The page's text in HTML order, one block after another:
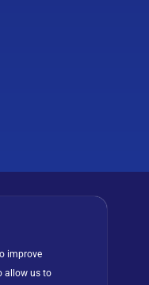
improve
allow us to